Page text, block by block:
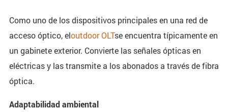
Como uno de los dispositivos principales en una red de
acceso óptico, eloutdoor OLTse encuentra típicamente en
un gabinete exterior. Convierte las señales ópticas en
eléctricas y las transmite a los abonados a través de fibra
óptica.
Adaptabilidad ambiental